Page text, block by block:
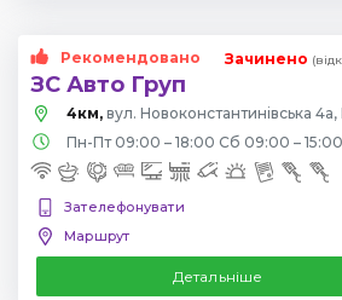
Рекомендовано
ЗС Авто Груп
Зачинено
4км, вул. Новоконстантинівська 4а,
Пн-Пт 09:00 – 18:00 Сб 09:00 – 15:00
Зателефонувати
Маршрут
Детальніше